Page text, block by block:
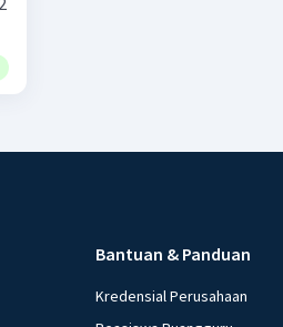
Bantuan & Panduan
Kredensial Perusahaan